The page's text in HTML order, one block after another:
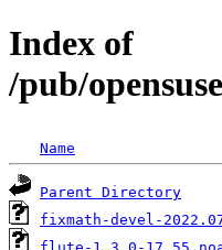
Index of
/pub/
Name
Parent Directory
fixmath-devel-